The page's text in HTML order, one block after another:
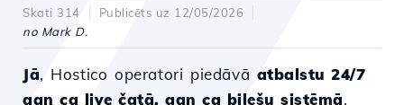
Skati 314
Publicēts uz 12/05/2026
no Mark D.
Jā, Hostico operatori piedāvā atbalstu 24/7
gan ca live čatā, gan ca biļešu sistēmā.